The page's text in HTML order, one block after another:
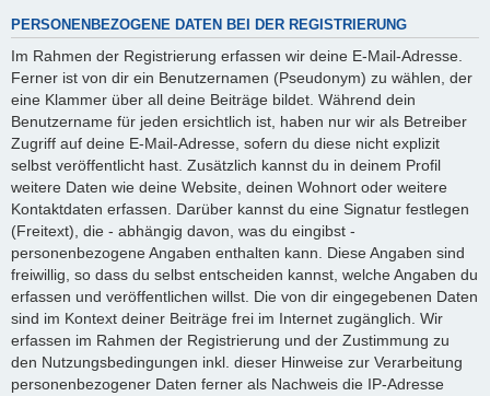
PERSONENBEZOGENE DATEN BEI DER REGISTRIERUNG
Im Rahmen der Registrierung erfassen wir deine E-Mail-Adresse.
Ferner ist von dir ein Benutzernamen (Pseudonym) zu wählen, der
eine Klammer über all deine Beiträge bildet. Während dein
Benutzername für jeden ersichtlich ist, haben nur wir als Betreiber
Zugriff auf deine E-Mail-Adresse, sofern du diese nicht explizit
selbst veröffentlicht hast. Zusätzlich kannst du in deinem Profil
weitere Daten wie deine Website, deinen Wohnort oder weitere
Kontaktdaten erfassen. Darüber kannst du eine Signatur festlegen
(Freitext), die - abhängig davon, was du eingibst -
personenbezogene Angaben enthalten kann. Diese Angaben sind
freiwillig, so dass du selbst entscheiden kannst, welche Angaben du
erfassen und veröffentlichen willst. Die von dir eingegebenen Daten
sind im Kontext deiner Beiträge frei im Internet zugänglich. Wir
erfassen im Rahmen der Registrierung und der Zustimmung zu
den Nutzungsbedingungen inkl. dieser Hinweise zur Verarbeitung
personenbezogener Daten ferner als Nachweis die IP-Adresse